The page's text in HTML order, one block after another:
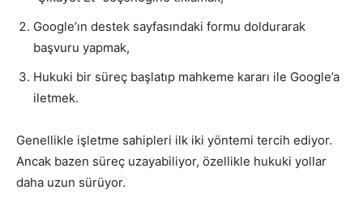
Google’ın destek sayfasındaki formu doldurarak
başvuru yapmak,
Hukuki bir süreç başlatıp mahkeme kararı ile Google’a
iletmek.
Genellikle işletme sahipleri ilk iki yöntemi tercih ediyor.
Ancak bazen süreç uzayabiliyor, özellikle hukuki yollar
daha uzun sürüyor.